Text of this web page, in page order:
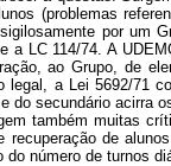
(problemas
por um
LC 114/74. A
ao Grupo, de
legal, a Lei 5692/71
do secundário acirra
também muitas
de
número de turnos